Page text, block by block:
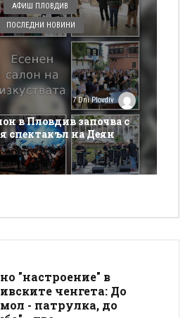
АФИШ ПЛОВДИВ
ПОСЛЕДНИ НОВИНИ
7 Dni Plovdiv
в Пловдив започва с
спектакъл на Деян
"настроение" в
ченгета: До
- патрулка, до